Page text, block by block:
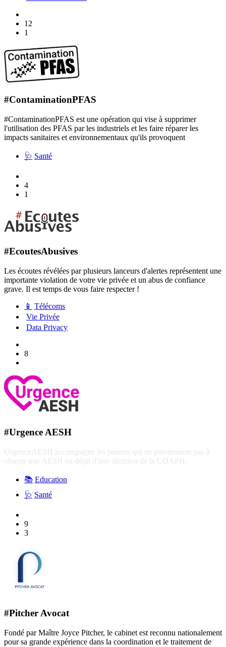
12
1
#ContaminationPFAS
#ContaminationPFAS est une opération qui vise à supprimer
l'utilisation des PFAS par les industriels et les faire réparer les
impacts sanitaires et environnementaux qu'ils provoquent
🩺 Santé
4
1
#EcoutesAbusives
Les écoutes révélées par plusieurs lanceurs d'alertes représentent une
importante violation de votre vie privée et un abus de confiance
grave. Il est temps de vous faire respecter !
📱 Télécoms
Vie Privée
Data Privacy
8
#Urgence AESH
UrgenceAESH accompagne les parents qui ne parviennent pas à
obtenir une AESH en dépit d'une décision de la CDAPH.
📚 Education
🩺 Santé
9
3
#Pitcher Avocat
Fondé par Maître Joyce Pitcher, le cabinet est reconnu nationalement
pour sa grande expérience dans la coordination et le traitement de